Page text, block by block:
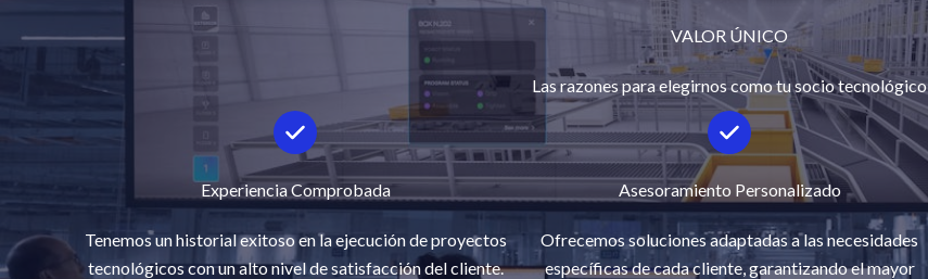
VALOR ÚNICO
Las razones para elegirnos como tu socio tecnológico
Experiencia Comprobada
Tenemos un historial exitoso en la ejecución de proyectos
tecnológicos con un alto nivel de satisfacción del cliente.
Asesoramiento Personalizado
Ofrecemos soluciones adaptadas a las necesidades
específicas de cada cliente, garantizando el mayor